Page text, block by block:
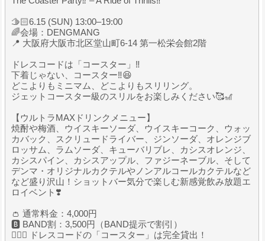
🫱🏻6.15 (SUN) 13:00–19:00
🌈会場：DENGMANG
📍 大阪府大阪市北区堂山町6-14 第一松栄会館2階
ドレスコードは「コースター」‼️
下着じゃない、コースター‼️😆
どこよりもミニマム、どこよりもスリリング。
ジェットコースター級のスリルをお楽しみください🥰🎢
【ウルトラMAXドリンクメニュー】
焼酎や梅酒、ウイスキーソーダ、ウイスキーコーク、ウォッ
カバック、スクリュードライバー、ジンソーダ、オレンジブ
ロッサム、ラムソーダ、キューバリブレ、カシスオレンジ、
カシスパイン、カシスアップル、ファジーネーブル、そして
デンマ・オリジナルカクテルやノンアルコールカクテルなど
など盛り沢山！ショットバー気分で楽しむ新感覚飲み放題エ
ロイベント❣️
👛 通常料金：4,000円
🅱️ BAND割：3,500円（BAND提示で割引）
🧔🏻‍♂️ ドレスコードの「コースター」は完全貸出！